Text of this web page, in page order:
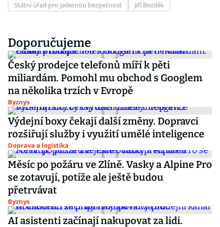
Státní úřad pro jadernou bezpečnost
Jiří Bezděk
Doporučujeme
Český prodejce telefonů míří k pěti
miliardám. Pomohl mu obchod s Googlem
na několika trzích v Evropě
Byznys
Výdejní boxy čekají další změny. Dopravci
rozšiřují služby i využití umělé inteligence
Doprava a logistika
Měsíc po požáru ve Zlíně. Vasky a Alpine Pro
se zotavují, potíže ale ještě budou
přetrvávat
Byznys
AI asistenti začínají nakupovat za lidi.